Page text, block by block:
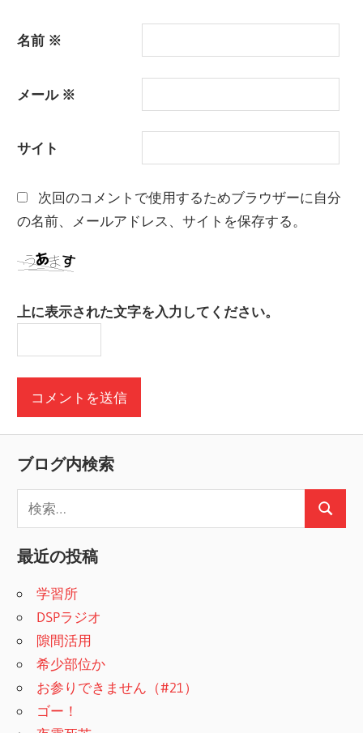
名前 ※
メール ※
サイト
次回のコメントで使用するためブラウザーに自分
の名前、メールアドレス、サイトを保存する。
上に表示された文字を入力してください。
ブログ内検索
検
索
:
検
最近の投稿
学習所
DSPラジオ
隙間活用
希少部位か
お参りできません（#21）
ゴー！